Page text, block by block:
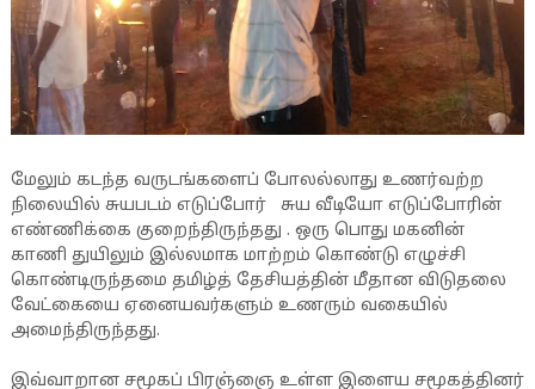
மேலும் கடந்த வருடங்களைப் போலல்லாது உணர்வற்ற
நிலையில் சுயபடம் எடுப்போர் சுய வீடியோ எடுப்போரின்
எண்ணிக்கை குறைந்திருந்தது . ஒரு பொது மகனின்
காணி துயிலும் இல்லமாக மாற்றம் கொண்டு எழுச்சி
கொண்டிருந்தமை தமிழ்த் தேசியத்தின் மீதான விடுதலை
வேட்கையை ஏனையவர்களும் உணரும் வகையில்
அமைந்திருந்தது.
இவ்வாறான சமூகப் பிரஞ்ஞை உள்ள இளைய சமூகத்தினர்